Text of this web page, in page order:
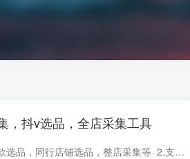
，抖v选品，全店采集工具
1.抖店爆款选品，同行店铺选品，整店采集等 2.支持整店采集（无需抖音橱窗账号） 3.同行店铺24小时总销量排行榜 4.同行爆款商品24小时销量排行榜抖V选品是一款功能强大的选品工具，它提供了...